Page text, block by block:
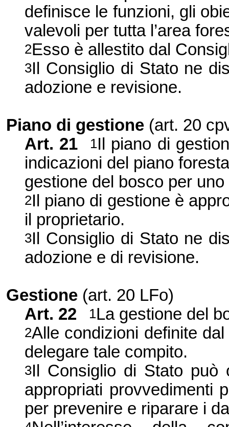
definisce le funzioni, gli
valevoli per tutta l’area
2Esso è allestito dal
3Il Consiglio di Stato ne
adozione e revisione.
Piano di gestione (art. 20
Art. 21
1Il piano di
indicazioni del piano
gestione del bosco per
2Il piano di gestione è
il proprietario.
3Il Consiglio di Stato ne
adozione e di revisione.
Gestione (art. 20 LFo)
Art. 22
1La gestione del
2Alle condizioni definite
delegare tale compito.
3Il Consiglio di Stato può
appropriati provvedimenti
per prevenire e riparare i